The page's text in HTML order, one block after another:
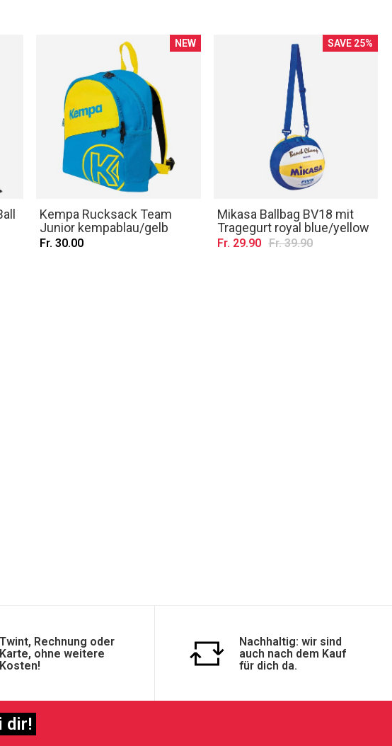
NEW
Kempa Rucksack Team
Junior kempablau/gelb
Fr. 30.00
SAVE 25%
Mikasa Ballbag BV18 mit
Tragegurt royal blue/yellow
Fr. 29.90 Fr. 39.90
Twint, Rechnung oder
Karte, ohne weitere
Kosten!
Nachhaltig: wir sind
auch nach dem Kauf
für dich da.
dir!